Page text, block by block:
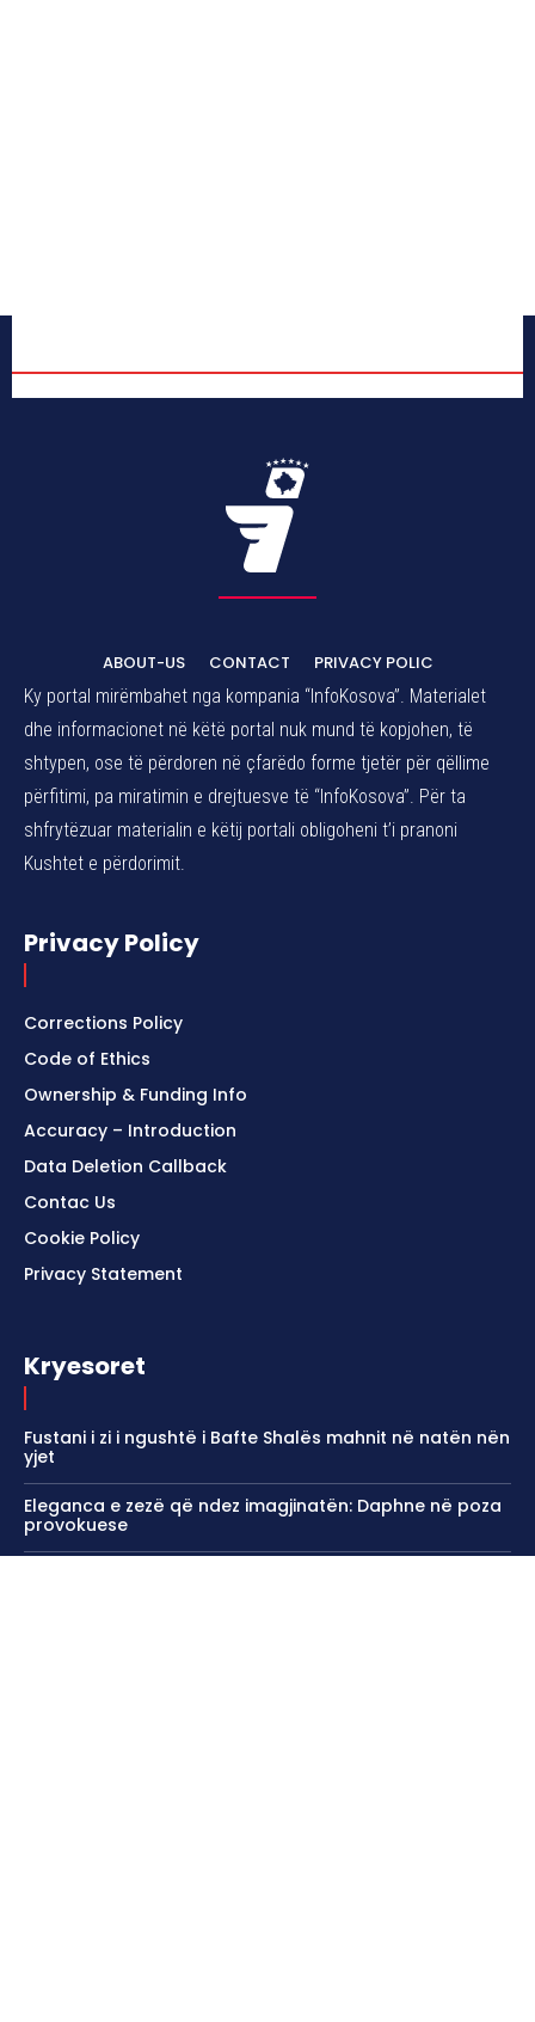
ABOUT-US CONTACT
PRIVACY POLIC
Ky portal mirëmbahet nga kompania “InfoKosova”. Materialet
dhe informacionet në këtë portal nuk mund të kopjohen, të
shtypen, ose të përdoren në çfarëdo forme tjetër për qëllime
përfitimi, pa miratimin e drejtuesve të “InfoKosova”. Për ta
shfrytëzuar materialin e këtij portali obligoheni t’i pranoni
Kushtet e përdorimit.
Privacy Policy
Corrections Policy
Code of Ethics
Ownership & Funding Info
Accuracy – Introduction
Data Deletion Callback
Contac Us
Cookie Policy
Privacy Statement
Kryesoret
Fustani i zi i ngushtë i Bafte Shalës mahnit në natën nën
yjet
Eleganca e zezë që ndez imagjinatën: Daphne në poza
provokuese